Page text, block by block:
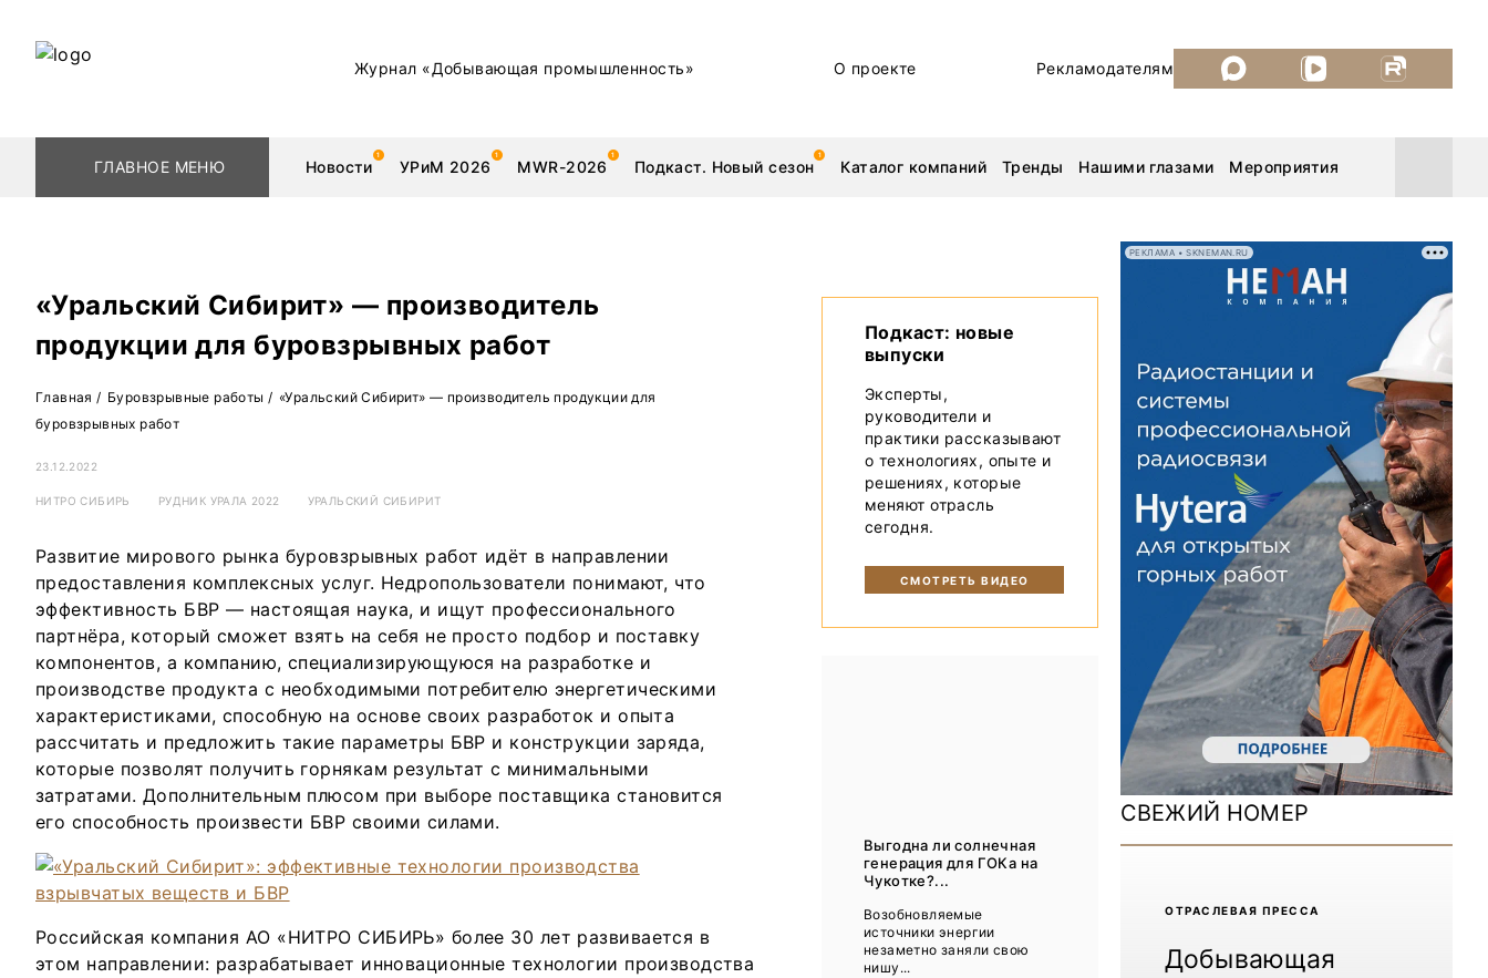
Журнал «Добывающая промышленность» О проекте Рекламодателям
ГЛАВНОЕ МЕНЮ Новости УРиМ 2026 MWR-2026 Подкаст. Новый сезон Каталог компаний Тренды Нашими глазами Мероприятия
Добыча Нашими глазами | Репортажи с предприятий
Интервью
Мероприятия
Каталог компаний
MiningWorld Russia 2026
ДП Подкаст. Новый сезон
Рудник 2025
MiningWorld Russia 2025
Уголь России и Майнинг 2025
Рудник 2024 | Обзор выставки
В помощь шахтёру 2024
Уголь России и Майнинг 2024
Mining World Russia 2024
«Уральский Сибирит» — производитель
продукции для буровзрывных работ
Главная / Буровзрывные работы/ «Уральский Сибирит» — производитель продукции для
буровзрывных работ
23.12.2022
НИТРО СИБИРЬ РУДНИК УРАЛА 2022 УРАЛЬСКИЙ СИБИРИТ
Развитие мирового рынка буровзрывных работ идёт в направлении
предоставления комплексных услуг. Недропользователи понимают, что
эффективность БВР — настоящая наука, и ищут профессионального
партнёра, который сможет взять на себя не просто подбор и поставку
компонентов, а компанию, специализирующуюся на разработке и
производстве продукта с необходимыми потребителю энергетическими
характеристиками, способную на основе своих разработок и опыта
рассчитать и предложить такие параметры БВР и конструкции заряда,
которые позволят получить горнякам результат с минимальными
затратами. Дополнительным плюсом при выборе поставщика становится
его способность произвести БВР своими силами.
Российская компания АО «НИТРО СИБИРЬ» более 30 лет развивается в
этом направлении: разрабатывает инновационные технологии производства
Подкаст: новые
выпуски
Эксперты,
руководители и
практики рассказывают
о технологиях, опыте и
решениях, которые
меняют отрасль
сегодня.
СМОТРЕТЬ ВИДЕО
Выгодна ли солнечная
генерация для ГОКа на
Чукотке?...
Возобновляемые
источники энергии
незаметно заняли свою
нишу...
РЕКЛАМА • SKNEMAN.RU
СВЕЖИЙ НОМЕР
ОТРАCЛЕВАЯ ПРЕССА
Добывающая